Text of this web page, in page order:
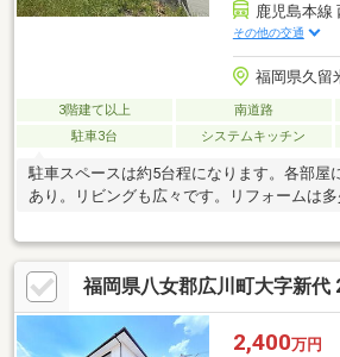
鹿児島本線
その他の交通
福岡県久留
3階建て以上 南道路
駐車3台
システムキッチン
駐車スペースは約5台程になります。各部屋
あり。リビングも広々です。リフォームは多
福岡県八女郡広川町大字新代
2,400万円